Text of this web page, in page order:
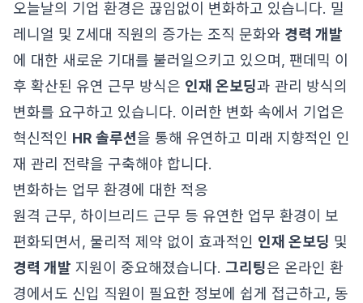
오늘날의 기업 환경은 끊임없이 변화하고 있습니다. 밀
레니얼 및 Z세대 직원의 증가는 조직 문화와 경력 개발
에 대한 새로운 기대를 불러일으키고 있으며, 팬데믹 이
후 확산된 유연 근무 방식은 인재 온보딩과 관리 방식의
변화를 요구하고 있습니다. 이러한 변화 속에서 기업은
혁신적인 HR 솔루션을 통해 유연하고 미래 지향적인 인
재 관리 전략을 구축해야 합니다.
변화하는 업무 환경에 대한 적응
원격 근무, 하이브리드 근무 등 유연한 업무 환경이 보
편화되면서, 물리적 제약 없이 효과적인 인재 온보딩 및
경력 개발 지원이 중요해졌습니다. 그리팅은 온라인 환
경에서도 신입 직원이 필요한 정보에 쉽게 접근하고, 동